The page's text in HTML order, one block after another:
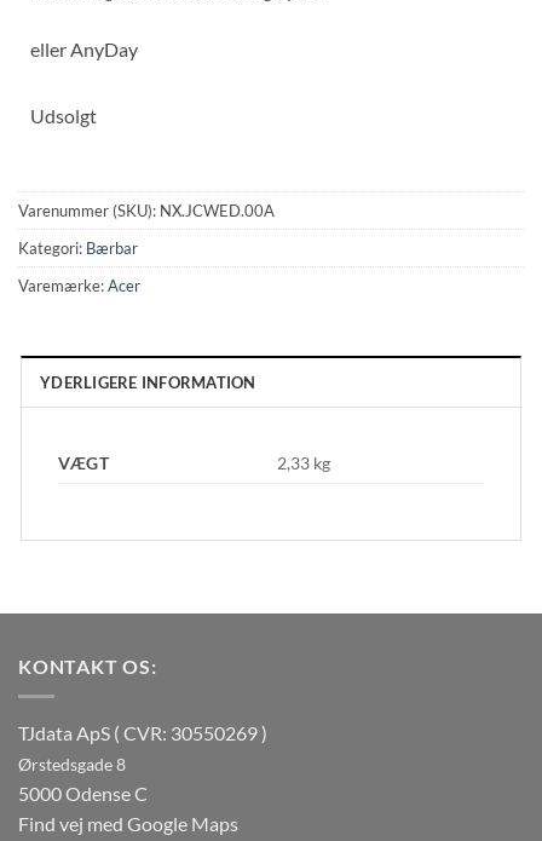
eller AnyDay
Udsolgt
Varenummer (SKU): NX.JCWED.00A
Kategori: Bærbar
Varemærke:Acer
YDERLIGERE INFORMATION
VÆGT 2,33 kg
KONTAKT OS:
TJdata ApS ( CVR: 30550269 )
Ørstedsgade 8
5000 Odense C
Find vej med Google Maps